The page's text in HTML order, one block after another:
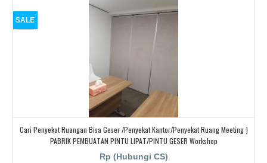
SALE
Cari Penyekat Ruangan Bisa Geser /Penyekat Kantor/Penyekat Ruang Meeting }
PABRIK PEMBUATAN PINTU LIPAT/PINTU GESER Workshop
Rp (Hubungi CS)